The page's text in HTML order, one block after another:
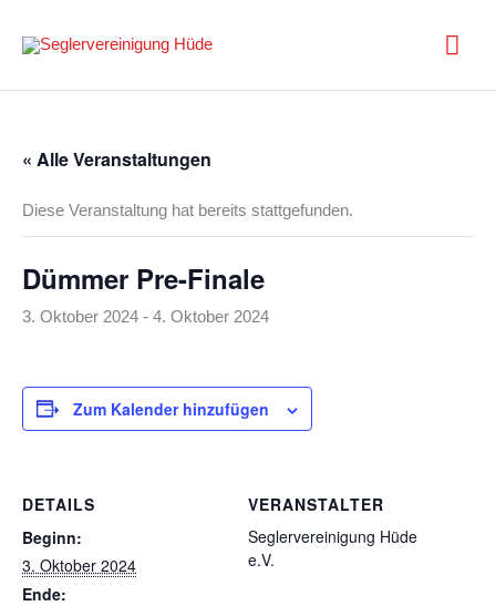
Inhalt
springen
« Alle Veranstaltungen
Diese Veranstaltung hat bereits stattgefunden.
Dümmer Pre-Finale
3. Oktober 2024 - 4. Oktober 2024
Zum Kalender hinzufügen
DETAILS
Beginn:
3. Oktober 2024
Ende:
VERANSTALTER
Seglervereinigung Hüde
e.V.